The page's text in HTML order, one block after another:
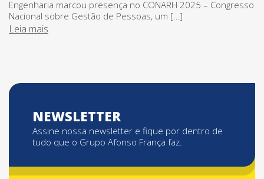
Engenharia marcou presença no CONARH 2025 – Congresso
Nacional sobre Gestão de Pessoas, um […]
Leia mais
NEWSLETTER
Assine nossa newsletter e fique por dentro de
tudo que o Grupo Afonso França faz.